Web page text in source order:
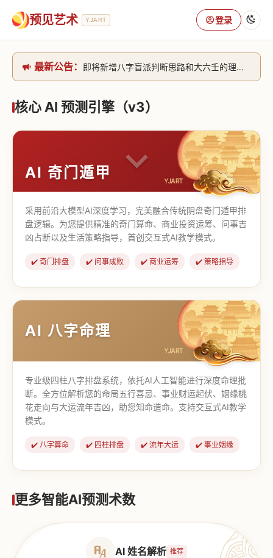
预见艺术 YJART 登录
最新公告：
即将新增八字盲派判断思路和大六壬的理气+取像判断思路。[内侧中，捐赠会员可用]2026/6/30
网站升级完成，升级全模块的算法，限时开放用户注册。2026/6/27
核心 AI 预测引擎（v3）
AI 奇门遁甲
采用前沿大模型AI深度学习，完美融合传统阴盘奇门遁甲排
盘逻辑。为您提供精准的奇门算命、商业投资运筹、问事吉
凶占断以及生活策略指导，首创交互式AI教学模式。
✔️ 奇门排盘 ✔️ 问事成败 ✔️ 商业运筹 ✔️ 策略指导
【道家奇门】 【传统奇门】
AI 八字命理
专业级四柱八字排盘系统，依托AI人工智能进行深度命理批
断。全方位解析您的命局五行喜忌、事业财运起伏、姻缘桃
花走向与大运流年吉凶，助您知命造命。支持交互式AI教学
模式。
✔️ 八字算命 ✔️ 四柱排盘 ✔️ 流年大运 ✔️ 事业姻缘
更多智能AI预测术数
AI 姓名解析 推荐